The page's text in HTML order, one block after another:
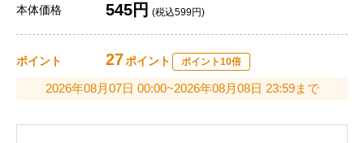
本体価格 545円 (税込599円)
ポイント 27ポイント ポイント10倍
2026年08月07日 00:00~2026年08月08日 23:59まで